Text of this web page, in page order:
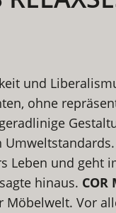
und
ohne
Umweltstandards.
Leben und geht
hinaus. COR
Möbelwelt. Vor